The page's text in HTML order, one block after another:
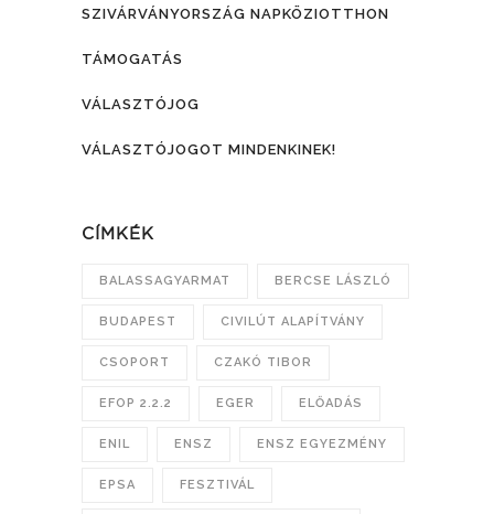
SZIVÁRVÁNYORSZÁG NAPKÖZIOTTHON
TÁMOGATÁS
VÁLASZTÓJOG
VÁLASZTÓJOGOT MINDENKINEK!
CÍMKÉK
BALASSAGYARMAT BERCSE LÁSZLÓ
BUDAPEST CIVILÚT ALAPÍTVÁNY
CSOPORT CZAKÓ TIBOR
EFOP 2.2.2 EGER ELŐADÁS
ENIL ENSZ ENSZ EGYEZMÉNY
EPSA FESZTIVÁL